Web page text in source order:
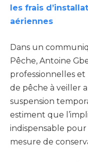
les frais
aériennes
Dans un
Pêche, Antoine
professionnelles
de pêche à veiller
suspension
estiment que
indispensable
mesure de